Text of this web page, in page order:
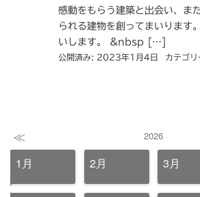
感動をもらう建築と出会い、ま
られる建物を創ってまいります
いします。 &nbsp […]
公開済み: 2023年1月4日 カテゴリ
≪ 2026
1月 2月 3月